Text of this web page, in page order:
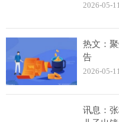
2026-05-
热文：
告
2026-05-
讯息：